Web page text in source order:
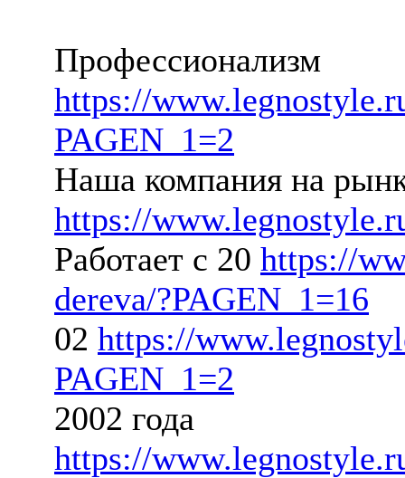
Профессионализм
https://
PAGEN_1=2
Наша компания на
https://
Работает с 20 https://
dereva/?PAGEN_1=16
02 https://
PAGEN_1=2
2002 года
https://